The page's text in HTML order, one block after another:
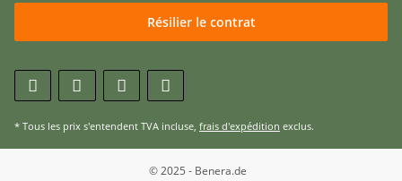
Résilier le contrat
* Tous les prix s'entendent TVA incluse, frais d'expédition exclus.
© 2025 - Benera.de